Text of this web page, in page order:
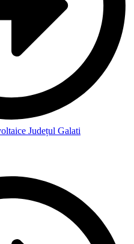
Județul Galati